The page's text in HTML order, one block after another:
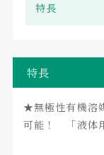
特長
特長
★無極性有機溶
可能！ 「液体